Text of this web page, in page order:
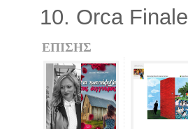
10. Orca Finale
ΕΠΙΣΗΣ